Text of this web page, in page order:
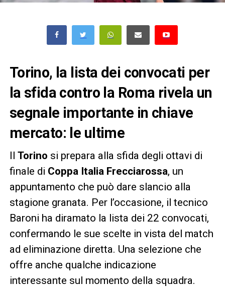
Torino, la lista dei convocati per
la sfida contro la Roma rivela un
segnale importante in chiave
mercato: le ultime
Il Torino si prepara alla sfida degli ottavi di
finale di Coppa Italia Frecciarossa, un
appuntamento che può dare slancio alla
stagione granata. Per l’occasione, il tecnico
Baroni ha diramato la lista dei 22 convocati,
confermando le sue scelte in vista del match
ad eliminazione diretta. Una selezione che
offre anche qualche indicazione
interessante sul momento della squadra.